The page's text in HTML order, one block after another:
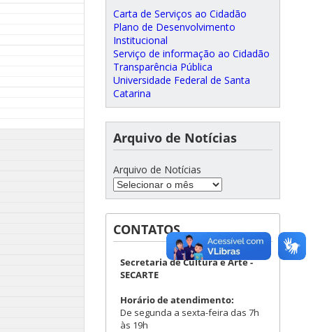
Carta de Serviços ao Cidadão
Plano de Desenvolvimento
Institucional
Serviço de informação ao Cidadão
Transparência Pública
Universidade Federal de Santa
Catarina
Arquivo de Notícias
Arquivo de Notícias
CONTATOS
Secretaria de Cultura e Arte -
SECARTE
Horário de atendimento:
De segunda a sexta-feira das 7h
às 19h